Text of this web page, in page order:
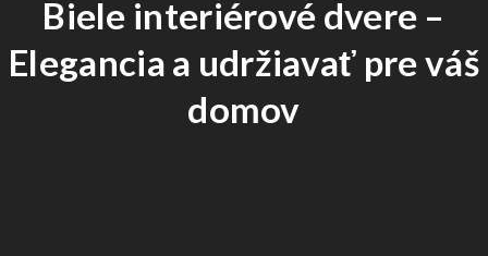
Biele interiérové ​​dvere –
Elegancia a udržiavať pre váš
domov